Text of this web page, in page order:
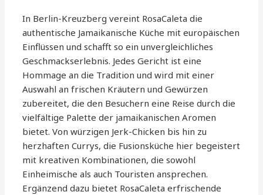
In Berlin-Kreuzberg vereint RosaCaleta die
authentische Jamaikanische Küche mit europäischen
Einflüssen und schafft so ein unvergleichliches
Geschmackserlebnis. Jedes Gericht ist eine
Hommage an die Tradition und wird mit einer
Auswahl an frischen Kräutern und Gewürzen
zubereitet, die den Besuchern eine Reise durch die
vielfältige Palette der jamaikanischen Aromen
bietet. Von würzigen Jerk-Chicken bis hin zu
herzhaften Currys, die Fusionsküche hier begeistert
mit kreativen Kombinationen, die sowohl
Einheimische als auch Touristen ansprechen.
Ergänzend dazu bietet RosaCaleta erfrischende